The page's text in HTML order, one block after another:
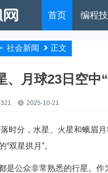
首页 编程
社会新闻 正文
、月球23日空中
2025-10-21
分，水星、火星和蛾眉月
双星拱月”。
公众非常熟悉的行星。作